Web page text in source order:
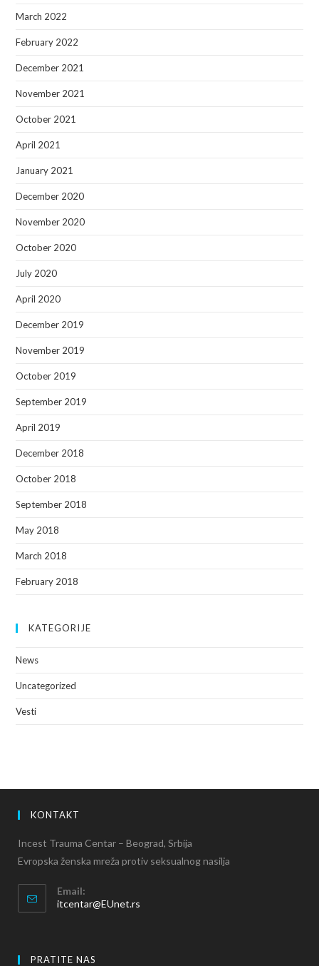
March 2022
February 2022
December 2021
November 2021
October 2021
April 2021
January 2021
December 2020
November 2020
October 2020
July 2020
April 2020
December 2019
November 2019
October 2019
September 2019
April 2019
December 2018
October 2018
September 2018
May 2018
March 2018
February 2018
KATEGORIJE
News
Uncategorized
Vesti
KONTAKT
Incest Trauma Centar – Beograd, Srbija
Evropska ženska mreža protiv seksualnog nasilja
Email:
itcentar@EUnet.rs
PRATITE NAS